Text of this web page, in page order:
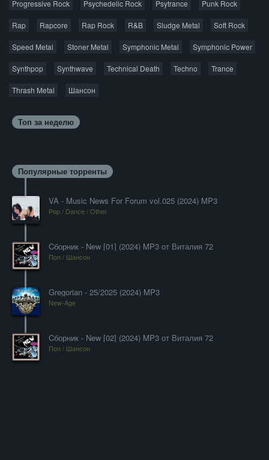
Progressive Rock Psychedelic Rock Psytrance Punk Rock
Rap Rapcore Rap Rock R&B Sludge Metal Soft Rock
Speed Metal Stoner Metal Symphonic Metal Symphonic Power
Synthpop Synthwave Technical Death Techno Trance
Thrash Metal Шансон
Топ за неделю
Популярные торренты
VA - Music News For Forum vol.025 (2024) MP3
Pop / Dance / Other
Cборник - New [01] (2024) MP3 от Виталия 72
Поп / Шансон
Gregorian - 25/2025 (2024) MP3
New-Age
Cборник - New [02] (2024) MP3 от Виталия 72
Поп / Шансон